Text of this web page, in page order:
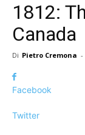
1812:
Canada
Di Pietro Cremona -
Facebook
Twitter